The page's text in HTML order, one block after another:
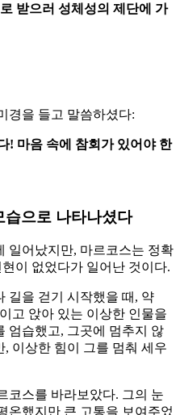
받으러 성체성의 제단에 가
경을 들고 말씀하셨다:
! 마음 속에 참회가 있어야 한
습으로 나타나셨다
일어났지만, 마르코스는 정확
이 없었다가 일어난 것이다.
길을 걷기 시작했을 때, 약
고 앉아 있는 이상한 인물을
엄습했고, 그곳에 멈추지 않
이상한 힘이 그를 멈춰 세우
코스를 바라보았다. 그의 눈
온했지만 큰 고통을 보여주었